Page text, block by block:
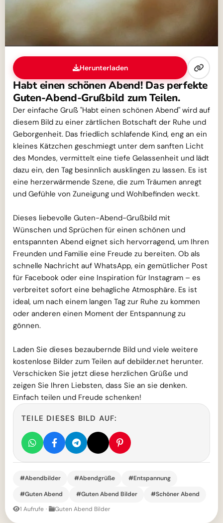
Herunterladen
Habt einen schönen Abend! Das perfekte
Guten-Abend-Grußbild zum Teilen.
Der einfache Gruß "Habt einen schönen Abend" wird auf
diesem Bild zu einer zärtlichen Botschaft der Ruhe und
Geborgenheit. Das friedlich schlafende Kind, eng an ein
kleines Kätzchen geschmiegt unter dem sanften Licht
des Mondes, vermittelt eine tiefe Gelassenheit und lädt
dazu ein, den Tag besinnlich ausklingen zu lassen. Es ist
eine herzerwärmende Szene, die zum Träumen anregt
und Gefühle von Zuneigung und Wohlbefinden weckt.
Dieses liebevolle Guten-Abend-Grußbild mit
Wünschen und Sprüchen für einen schönen und
entspannten Abend eignet sich hervorragend, um Ihren
Freunden und Familie eine Freude zu bereiten. Ob als
schnelle Nachricht auf WhatsApp, ein gemütlicher Post
für Facebook oder eine Inspiration für Instagram – es
verbreitet sofort eine behagliche Atmosphäre. Es ist
ideal, um nach einem langen Tag zur Ruhe zu kommen
oder anderen einen Moment der Entspannung zu
gönnen.
Laden Sie dieses bezaubernde Bild und viele weitere
kostenlose Bilder zum Teilen auf debilder.net herunter.
Verschicken Sie jetzt diese herzlichen Grüße und
zeigen Sie Ihren Liebsten, dass Sie an sie denken.
Einfach teilen und Freude schenken!
TEILE DIESES BILD AUF:
#Abendbilder #Abendgrüße
#Entspannung
#Guten Abend
#Guten Abend Bilder
#Schöner Abend
1 Aufrufe · Guten Abend Bilder